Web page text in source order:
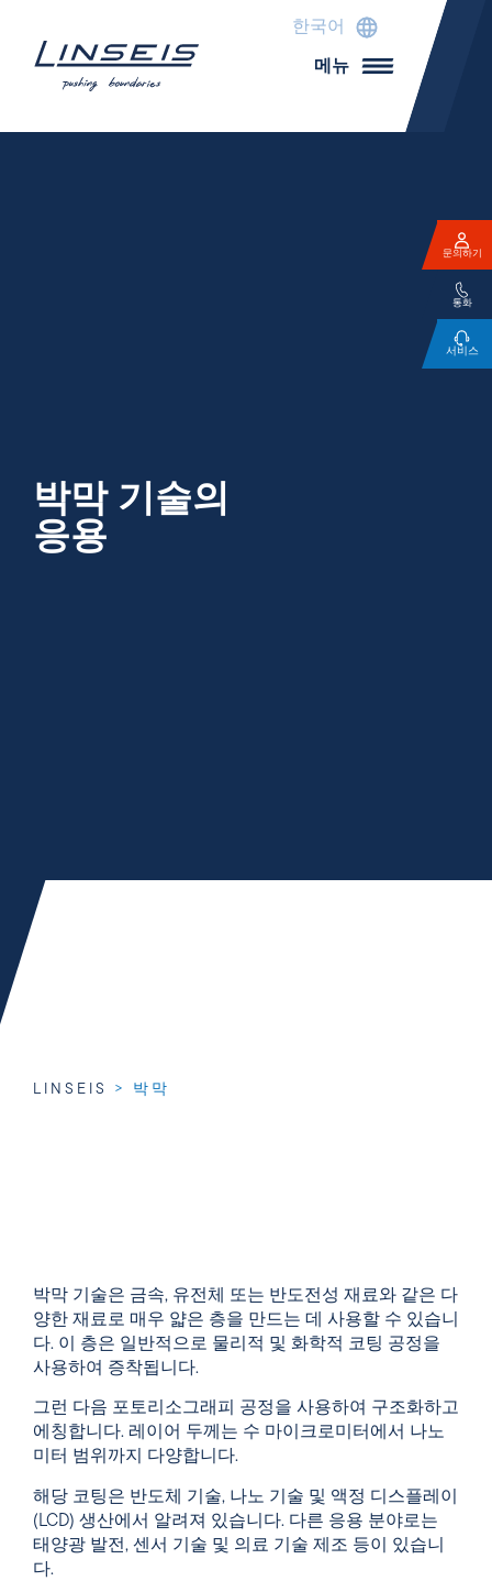
한국어
메뉴
박막 기술의
응용
LINSEIS > 박막
박막 기술은 금속, 유전체 또는 반도전성 재료와 같은 다
양한 재료로 매우 얇은 층을 만드는 데 사용할 수 있습니
다. 이 층은 일반적으로 물리적 및 화학적 코팅 공정을
사용하여 증착됩니다.
그런 다음 포토리소그래피 공정을 사용하여 구조화하고
에칭합니다. 레이어 두께는 수 마이크로미터에서 나노
미터 범위까지 다양합니다.
해당 코팅은 반도체 기술, 나노 기술 및 액정 디스플레이
(LCD) 생산에서 알려져 있습니다. 다른 응용 분야로는
태양광 발전, 센서 기술 및 의료 기술 제조 등이 있습니
다.
문의하기
통화
서비스